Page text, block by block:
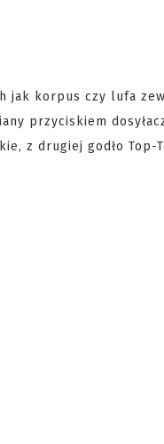
jak korpus czy lufa
przyciskiem
z drugiej godło Top-